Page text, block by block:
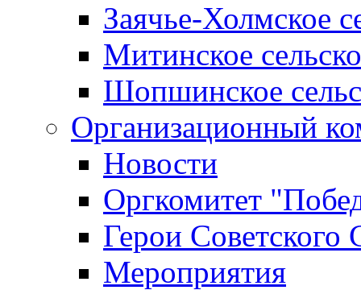
Заячье-Холмское
Митинское
Шопшинское
Организационный
Новости
Оргкомитет
Герои Советского
Мероприятия